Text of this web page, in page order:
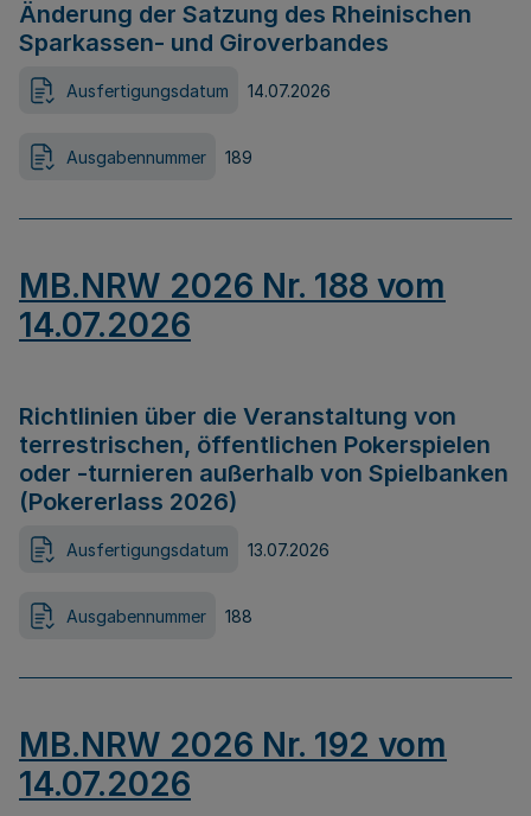
Änderung der Satzung des Rheinischen
Sparkassen- und Giroverbandes
Ausfertigungsdatum 14.07.2026
Ausgabennummer 189
MB.NRW 2026 Nr. 188 vom
14.07.2026
Richtlinien über die Veranstaltung von
terrestrischen, öffentlichen Pokerspielen
oder -turnieren außerhalb von Spielbanken
(Pokererlass 2026)
Ausfertigungsdatum 13.07.2026
Ausgabennummer 188
MB.NRW 2026 Nr. 192 vom
14.07.2026